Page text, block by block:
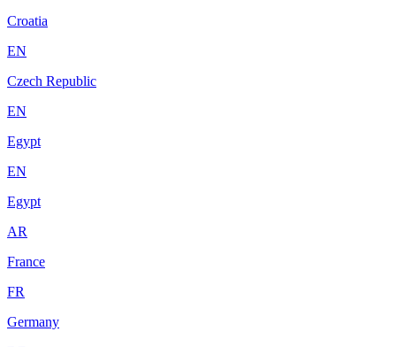
Croatia
EN
Czech Republic
EN
Egypt
EN
Egypt
AR
France
FR
Germany